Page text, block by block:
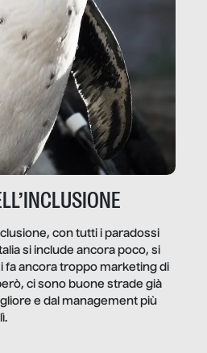
con tutti i paradossi
si include ancora poco, si
fa ancora troppo marketing di
ci sono buone strade già
e dal management più